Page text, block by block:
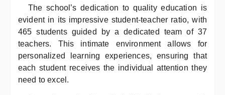
The school’s dedication to quality education is
evident in its impressive student-teacher ratio, with
465 students guided by a dedicated team of 37
teachers. This intimate environment allows for
personalized learning experiences, ensuring that
each student receives the individual attention they
need to excel.